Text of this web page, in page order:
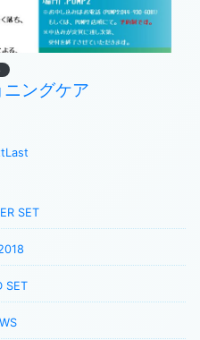
ングケア
Last
SET
SET